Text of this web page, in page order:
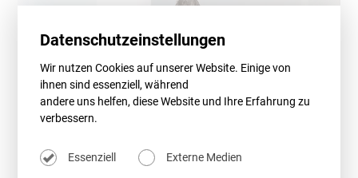
Datenschutzeinstellungen
Wir nutzen Cookies auf unserer Website. Einige von
ihnen sind essenziell, während
andere uns helfen, diese Website und Ihre Erfahrung zu
verbessern.
Essenziell Externe Medien